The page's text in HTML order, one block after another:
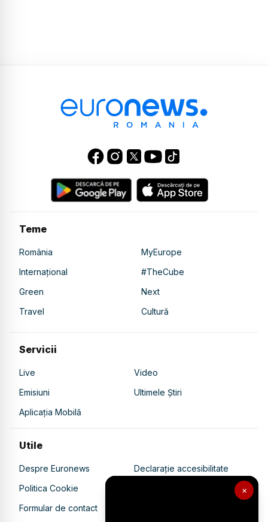
×
Teme
România
MyEurope
Internațional
#TheCube
Green
Next
Travel
Cultură
Servicii
Live
Video
Emisiuni
Ultimele Știri
Aplicația Mobilă
Utile
Despre Euronews
Declarație accesibilitate
Politica Cookie
Politica de confidențialitate
Formular de contact